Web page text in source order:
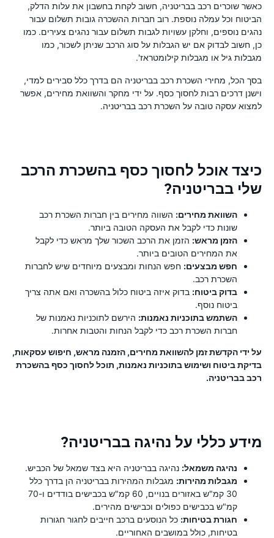
כאשר שוכרים רכב בבריטניה, חשוב לקחת בחשבון את עלות הדלק,
הביטוח וכל עמלה נוספת. רוב חברות ההשכרה גובות תשלום עבור
נהגים נוספים, וחלקן עשויות לגבות תשלום עבור נהגים צעירים. כמו
כן, חשוב לבדוק אם יש הגבלות על סוג הרכב שניתן לשכור, כמו
מגבלות גיל או מגבלות קילומטראז'.
בסך הכל, מחירי השכרת רכב בבריטניה הם בדרך כלל סבירים למדי,
וישנן דרכים רבות לחסוך כסף. על ידי מחקר והשוואת מחירים, אפשר
למצוא עסקה טובה על השכרת רכב בבריטניה.
כיצד אוכל לחסוך כסף בהשכרת הרכב
שלי בבריטניה?
השוואת מחירים: השווה מחירים בין חברות השכרת רכב
שונות כדי לקבל את העסקה הטובה ביותר.
הזמן מראש: הזמן את הרכב השכור שלך מראש כדי לקבל
את המחירים הטובים ביותר.
חפש מבצעים: חפש הנחות ומבצעים מיוחדים שיש לחברות
השכרת רכב.
בדוק ביטוח: בדוק איזה ביטוח כלול בהשכרה ואם אתה צריך
ביטוח נוסף.
השתמש בתוכניות נאמנות: הירשם לתוכניות נאמנות של
חברות השכרת רכב כדי לקבל הנחות והטבות אחרות.
על ידי הקדשת זמן להשוואת מחירים, הזמנה מראש, חיפוש עסקאות,
בדיקת ביטוח ושימוש בתוכניות נאמנות, תוכל לחסוך כסף בהשכרת
רכב בבריטניה.
מידע כללי על נהיגה בבריטניה?
נהיגה משמאל: נהיגה בבריטניה היא בצד שמאל של הכביש.
מגבלות מהירות: מגבלות המהירות בבריטניה הן בדרך כלל
30 קמ"ש באזורים בנויים, 60 קמ"ש בכבישים בודדים ו-70
קמ"ש בכבישים כפולים וכבישים מהירים.
חגורת בטיחות: כל הנוסעים ברכב חייבים לחגור חגורות
בטיחות, כולל במושבים האחוריים.